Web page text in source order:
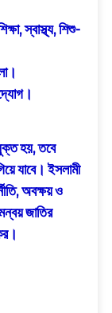
স্বাস্থ্য, শিশু-
হয়, তবে
যাবে। ইসলামী
অবক্ষয় ও
জাতির